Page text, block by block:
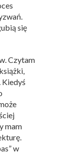
się
Czytam
Kiedyś
mam
w